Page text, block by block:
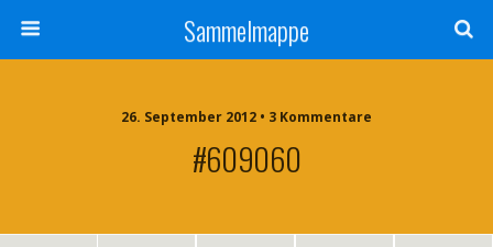
Sammelmappe
26. September 2012 • 3 Kommentare
#609060